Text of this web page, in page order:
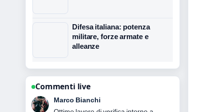
Difesa italiana: potenza
militare, forze armate e
alleanze
Commenti live
Marco Bianchi